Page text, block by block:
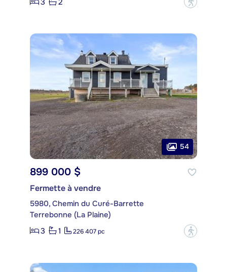
54
899 000 $
Fermette à vendre
5980, Chemin du Curé-Barrette
Terrebonne (La Plaine)
3
1 226 407 pc ?